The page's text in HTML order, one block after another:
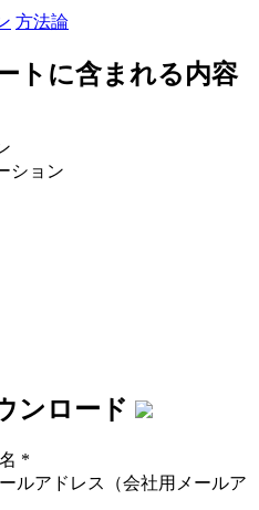
方法論
トに含まれる内容
ション
ンロード
*
ルアドレス（会社用メールア